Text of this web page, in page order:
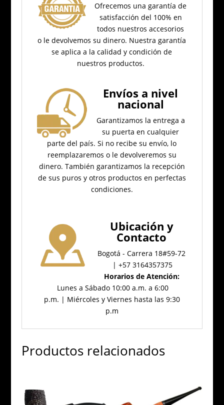
Ofrecemos una garantía de
satisfacción del 100% en
todos nuestros accesorios
o le devolvemos su dinero. Nuestra garantía
se aplica a la calidad y condición de
nuestros productos.
Envíos a nivel
nacional
Garantizamos la entrega a
su puerta en cualquier
parte del país. Si no recibe su envío, lo
reemplazaremos o le devolveremos su
dinero. También garantizamos la recepción
de sus puros y otros productos en perfectas
condiciones.
Ubicación y
Contacto
Bogotá - Carrera 18#59-72
| +57 3164357375
Horarios de Atención:
Lunes a Sábado 10:00 a.m. a 6:00
p.m. | Miércoles y Viernes hasta las 9:30
p.m
Productos relacionados